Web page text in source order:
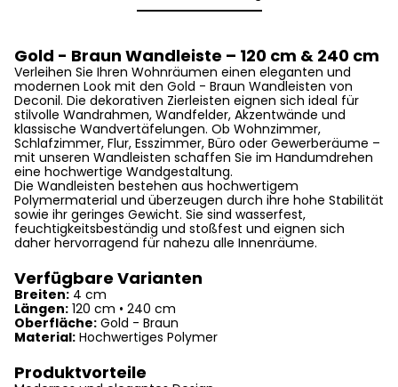
Gold - Braun Wandleiste – 120 cm & 240 cm
Verleihen Sie Ihren Wohnräumen einen eleganten und
modernen Look mit den Gold - Braun Wandleisten von
Deconil. Die dekorativen Zierleisten eignen sich ideal für
stilvolle Wandrahmen, Wandfelder, Akzentwände und
klassische Wandvertäfelungen. Ob Wohnzimmer,
Schlafzimmer, Flur, Esszimmer, Büro oder Gewerberäume –
mit unseren Wandleisten schaffen Sie im Handumdrehen
eine hochwertige Wandgestaltung.
Die Wandleisten bestehen aus hochwertigem
Polymermaterial und überzeugen durch ihre hohe Stabilität
sowie ihr geringes Gewicht. Sie sind wasserfest,
feuchtigkeitsbeständig und stoßfest und eignen sich
daher hervorragend für nahezu alle Innenräume.
Verfügbare Varianten
Breiten: 4 cm
Längen: 120 cm • 240 cm
Oberfläche: Gold - Braun
Material: Hochwertiges Polymer
Produktvorteile